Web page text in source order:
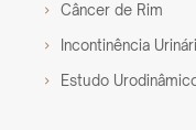
Câncer de Rim
Incontinência
Estudo